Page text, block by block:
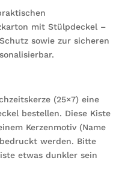
mit Stülpdeckel –
sowie zur sicheren
(25×7) eine
bestellen. Diese Kiste
Kerzenmotiv (Name
werden. Bitte
etwas dunkler sein